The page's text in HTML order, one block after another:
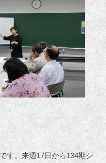
す。来週17日から134期シ